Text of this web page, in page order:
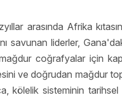
arasında Afrika
savunan liderler,
coğrafyalar için
ve doğrudan mağdur
kölelik sisteminin tarihsel